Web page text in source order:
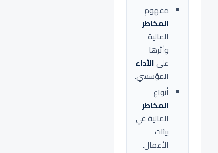
مفهوم
المخاطر
المالية
وأثرها
علىالأداء
المؤسسي.
أنواع
المخاطر
المالية في
بيئات
الأعمال.